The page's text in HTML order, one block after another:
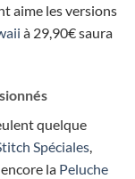
aime les versions
à 29,90€ saura
quelque
Spéciales,
la Peluche